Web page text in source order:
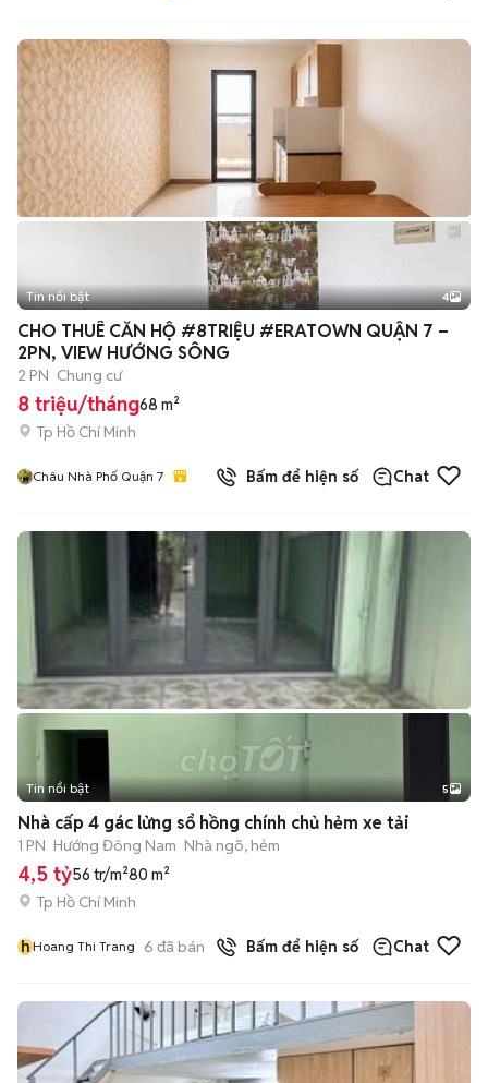
Tin nổi bật 4
CHO THUÊ CĂN HỘ #8TRIỆU #ERATOWN QUẬN 7 –
2PN, VIEW HƯỚNG SÔNG
2 PN Chung cư
8 triệu/tháng68 m²
Tp Hồ Chí Minh
Châu Nhà Phố Quận 7 Bấm để hiện số Chat
Tin nổi bật 5
Nhà cấp 4 gác lửng sổ hồng chính chủ hẻm xe tải
1 PN Hướng Đông Nam Nhà ngõ, hẻm
4,5 tỷ56 tr/m²80 m²
Tp Hồ Chí Minh
hHoang Thi Trang 6 đã bán Bấm để hiện số Chat